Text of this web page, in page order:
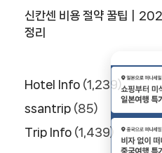
신칸센 비용 절약 꿀팁｜
정리
Hotel Info (1,239)
ssantrip (85)
Trip Info (1,439)